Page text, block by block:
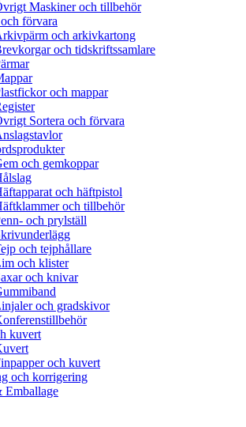
Maskiner och tillbehör
förvara
och arkivkartong
och tidskriftssamlare
och mappar
Sortera och förvara
och gemkoppar
och häftpistol
och tillbehör
och prylställ
och tejphållare
och klister
och knivar
och gradskivor
kuvert
och kuvert
och korrigering
Emballage